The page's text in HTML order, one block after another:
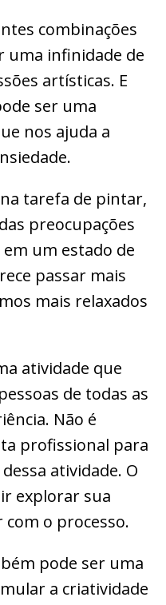
combinações
uma infinidade de
artísticas. E
ser uma
nos ajuda a
tarefa de pintar,
preocupações
um estado de
passar mais
mais relaxados
atividade que
de todas as
Não é
profissional para
atividade. O
explorar sua
o processo.
pode ser uma
a criatividade